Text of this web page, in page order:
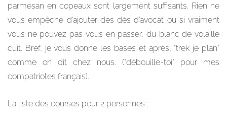
parmesan en copeaux sont largement suffisants. Rien ne
vous empêche d’ajouter des dés d’avocat ou si vraiment
vous ne pouvez pas vous en passer, du blanc de volaille
cuit. Bref, je vous donne les bases et après, “trek je plan”
comme on dit chez nous. (“débouille-toi” pour mes
compatriotes français).
La liste des courses pour 2 personnes :